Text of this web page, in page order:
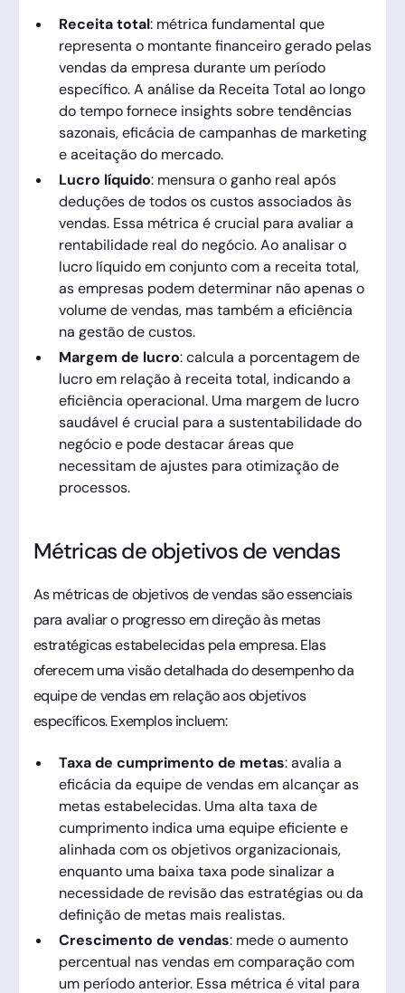
Receita total: métrica fundamental que
representa o montante financeiro gerado pelas
vendas da empresa durante um período
específico. A análise da Receita Total ao longo
do tempo fornece insights sobre tendências
sazonais, eficácia de campanhas de marketing
e aceitação do mercado.
Lucro líquido: mensura o ganho real após
deduções de todos os custos associados às
vendas. Essa métrica é crucial para avaliar a
rentabilidade real do negócio. Ao analisar o
lucro líquido em conjunto com a receita total,
as empresas podem determinar não apenas o
volume de vendas, mas também a eficiência
na gestão de custos.
Margem de lucro: calcula a porcentagem de
lucro em relação à receita total, indicando a
eficiência operacional. Uma margem de lucro
saudável é crucial para a sustentabilidade do
negócio e pode destacar áreas que
necessitam de ajustes para otimização de
processos.
Métricas de objetivos de vendas
As métricas de objetivos de vendas são essenciais
para avaliar o progresso em direção às metas
estratégicas estabelecidas pela empresa. Elas
oferecem uma visão detalhada do desempenho da
equipe de vendas em relação aos objetivos
específicos. Exemplos incluem:
Taxa de cumprimento de metas: avalia a
eficácia da equipe de vendas em alcançar as
metas estabelecidas. Uma alta taxa de
cumprimento indica uma equipe eficiente e
alinhada com os objetivos organizacionais,
enquanto uma baixa taxa pode sinalizar a
necessidade de revisão das estratégias ou da
definição de metas mais realistas.
Crescimento de vendas: mede o aumento
percentual nas vendas em comparação com
um período anterior. Essa métrica é vital para